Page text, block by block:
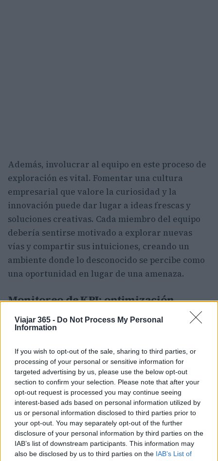
Viajar 365 - Do Not Process My Personal
Information
If you wish to opt-out of the sale, sharing to third parties, or
processing of your personal or sensitive information for
targeted advertising by us, please use the below opt-out
section to confirm your selection. Please note that after your
opt-out request is processed you may continue seeing
interest-based ads based on personal information utilized by
us or personal information disclosed to third parties prior to
your opt-out. You may separately opt-out of the further
disclosure of your personal information by third parties on the
IAB’s list of downstream participants. This information may
also be disclosed by us to third parties on the IAB’s List of
Además, involucrar al equipo en este proceso de
exploración es vital. Fomentar una cultura
empresarial que valore la curiosidad y la
innovación puede dar lugar a ideas frescas y
soluciones creativas. Cada miembro del equipo
debería sentirse motivado a explorar nuevas
vías y compartir sus intuiciones, creando un
ambiente donde lo desconocido se percibe como
una oportunidad en lugar de una amenaza.
Monitoreo de KPI: optimización
Por último, el monitoreo de los
sean efectivas. Es fundamental analizar
regularmente el rendimiento y hacer las
optimizaciones necesarias. Debemos hacernos
preguntas como: ¿qué métricas están mejorando?
¿Dónde podemos avanzar aún más? La respuesta
a estas preguntas nos permite afinar
continuamente nuestro enfoque y enfrentar lo
desconocido con mayor confianza.